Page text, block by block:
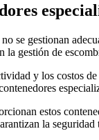
la gestión de
y los costos
estos
la